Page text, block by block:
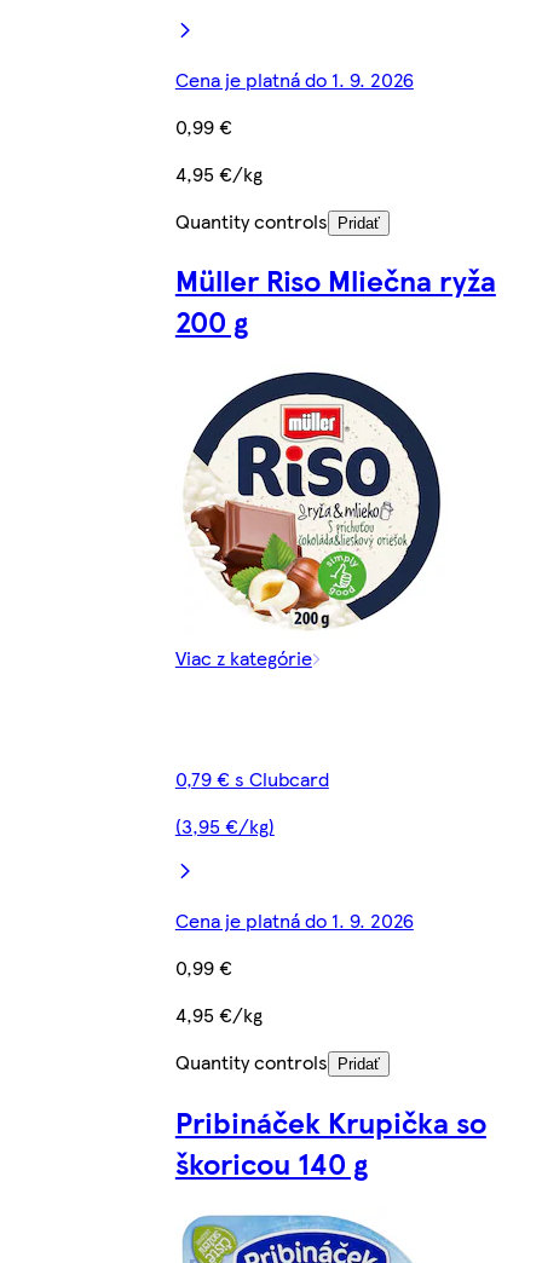
Cena je platná do 1. 9. 2026
0,99 €
4,95 €/kg
Quantity controls
Pridať
Müller Riso Mliečna ryža
200 g
Viac z kategórie
0,79 € s Clubcard
(3,95 €/kg)
Cena je platná do 1. 9. 2026
0,99 €
4,95 €/kg
Quantity controls
Pridať
Pribináček Krupička so
škoricou 140 g